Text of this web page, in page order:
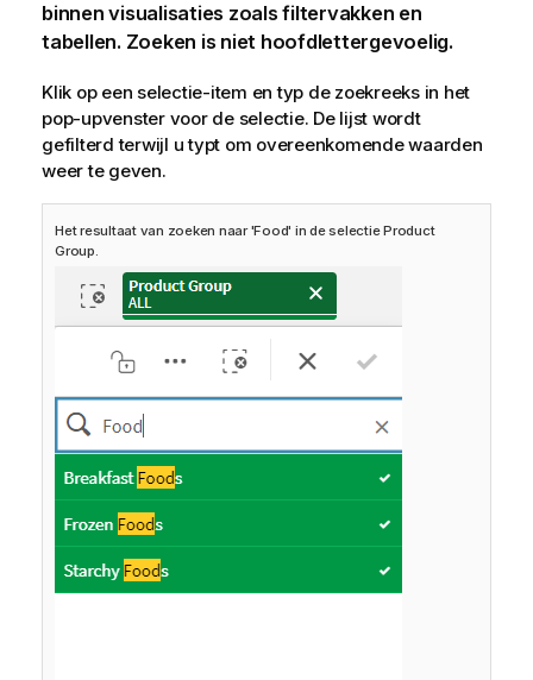
binnen visualisaties zoals filtervakken en
tabellen. Zoeken is niet hoofdlettergevoelig.
Klik op een selectie-item en typ de zoekreeks in het
pop-upvenster voor de selectie. De lijst wordt
gefilterd terwijl u typt om overeenkomende waarden
weer te geven.
Het resultaat van zoeken naar 'Food' in de selectie Product
Group.